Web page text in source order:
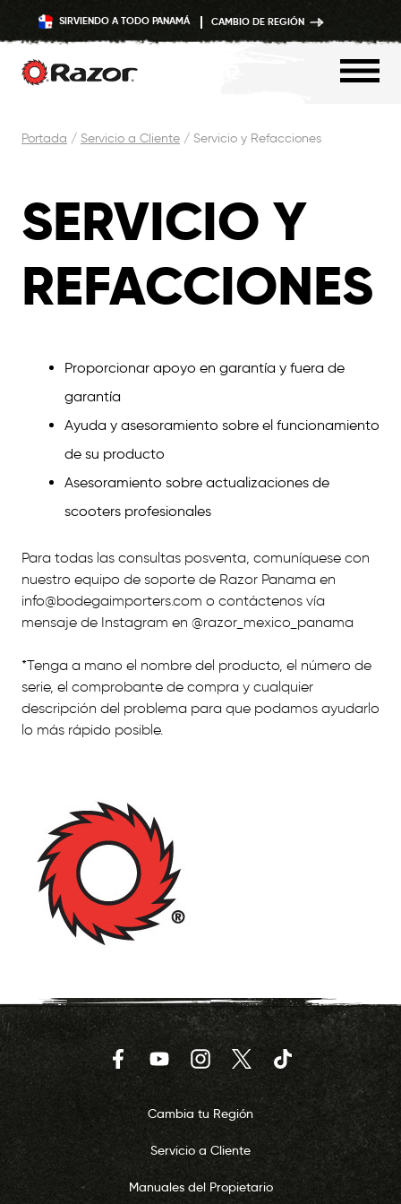
Contenido
SIRVIENDO A TODO PANAMÁ CAMBIO DE REGIÓN
Portada / Servicio a Cliente / Servicio y Refacciones
SERVICIO Y
REFACCIONES
Proporcionar apoyo en garantía y fuera de
garantía
Ayuda y asesoramiento sobre el funcionamiento
de su producto
Asesoramiento sobre actualizaciones de
scooters profesionales
Para todas las consultas posventa, comuníquese con
nuestro equipo de soporte de Razor Panama en
info@bodegaimporters.com o contáctenos vía
mensaje de Instagram en @razor_mexico_panama
*Tenga a mano el nombre del producto, el número de
serie, el comprobante de compra y cualquier
descripción del problema para que podamos ayudarlo
lo más rápido posible.
FacebookYouTubeInstagram
Twitter TikTok
Cambia tu Región
Servicio a Cliente
Manuales del Propietario